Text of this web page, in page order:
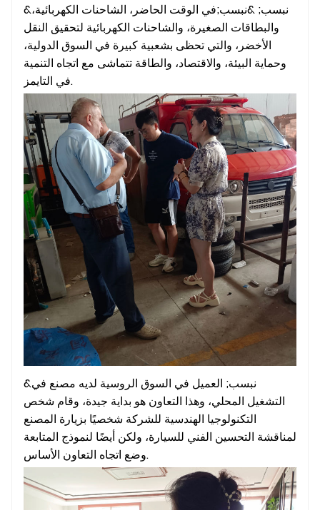
&نبسب; &نبسب;في الوقت الحاضر، الشاحنات الكهربائية،
والبطاقات الصغيرة، والشاحنات الكهربائية لتحقيق النقل
الأخضر، والتي تحظى بشعبية كبيرة في السوق الدولية،
وحماية البيئة، والاقتصاد، والطاقة تتماشى مع اتجاه التنمية
في التايمز.
&نبسب; العميل في السوق الروسية لديه مصنع في
التشغيل المحلي، وهذا التعاون هو بداية جيدة، وقام شخص
التكنولوجيا الهندسية للشركة شخصيًا بزيارة المصنع
لمناقشة التحسين الفني للسيارة، ولكن أيضًا لنموذج المتابعة
وضع اتجاه التعاون الأساس.